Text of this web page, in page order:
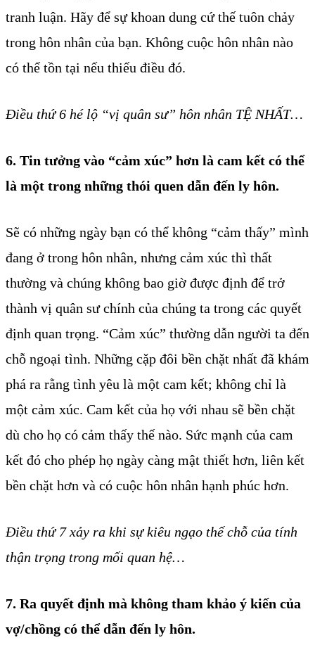
tranh luận. Hãy để sự khoan dung cứ thế tuôn chảy
trong hôn nhân của bạn. Không cuộc hôn nhân nào
có thể tồn tại nếu thiếu điều đó.
Điều thứ 6 hé lộ “vị quân sư” hôn nhân TỆ NHẤT…
6. Tin tưởng vào “cảm xúc” hơn là cam kết có thể
là một trong những thói quen dẫn đến ly hôn.
Sẽ có những ngày bạn có thể không “cảm thấy” mình
đang ở trong hôn nhân, nhưng cảm xúc thì thất
thường và chúng không bao giờ được định để trở
thành vị quân sư chính của chúng ta trong các quyết
định quan trọng. “Cảm xúc” thường dẫn người ta đến
chỗ ngoại tình. Những cặp đôi bền chặt nhất đã khám
phá ra rằng tình yêu là một cam kết; không chỉ là
một cảm xúc. Cam kết của họ với nhau sẽ bền chặt
dù cho họ có cảm thấy thế nào. Sức mạnh của cam
kết đó cho phép họ ngày càng mật thiết hơn, liên kết
bền chặt hơn và có cuộc hôn nhân hạnh phúc hơn.
Điều thứ 7 xảy ra khi sự kiêu ngạo thế chỗ của tính
thận trọng trong mối quan hệ…
7. Ra quyết định mà không tham khảo ý kiến của
vợ/chồng có thể dẫn đến ly hôn.